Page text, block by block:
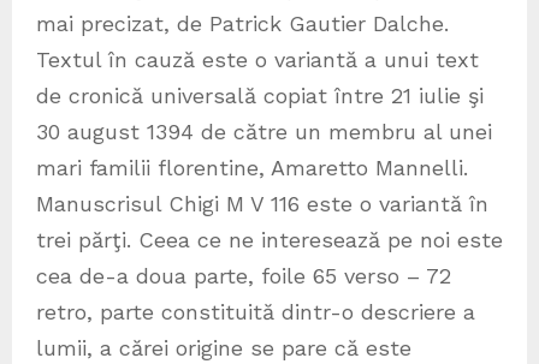
mai precizat, de Patrick Gautier Dalche.
Textul în cauză este o variantă a unui text
de cronică universală copiat între 21 iulie şi
30 august 1394 de către un membru al unei
mari familii florentine, Amaretto Mannelli.
Manuscrisul Chigi M V 116 este o variantă în
trei părţi. Ceea ce ne interesează pe noi este
cea de-a doua parte, foile 65 verso – 72
retro, parte constituită dintr-o descriere a
lumii, a cărei origine se pare că este